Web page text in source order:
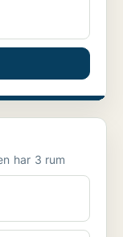
Bostaden har 3 rum